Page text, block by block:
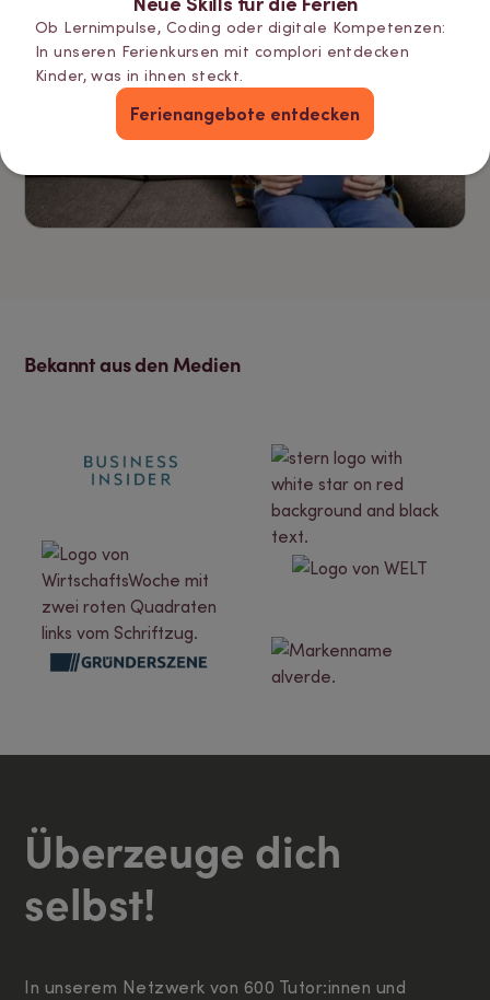
Bekannt aus den Medien
Überzeuge dich
selbst!
In unserem Netzwerk von 600 Tutor:innen und
Ob Lernimpulse, Coding oder digitale Kompetenzen:
In unseren Ferienkursen mit complori entdecken
Kinder, was in ihnen steckt.
Ferienangebote entdecken